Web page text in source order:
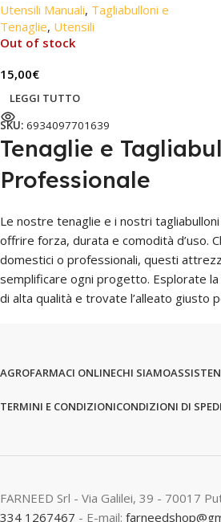
Utensili Manuali, Tagliabulloni e
Tenaglie, Utensili
Out of stock
15,00€
LEGGI TUTTO
SKU: 6934097701639
Tenaglie e
Professionale
Le nostre tenaglie e i nostri
offrire forza, durata e comodità d’uso.
domestici o professionali, questi
semplificare ogni progetto. Esplorate
di alta qualità e trovate l’alleato giusto
AGROFARMACI ONLINECHI SIAMO
TERMINI E CONDIZIONICONDIZIONI DI
FARNEED Srl - Via Galilei, 39 - 70017
334 1267467 - E-mail: